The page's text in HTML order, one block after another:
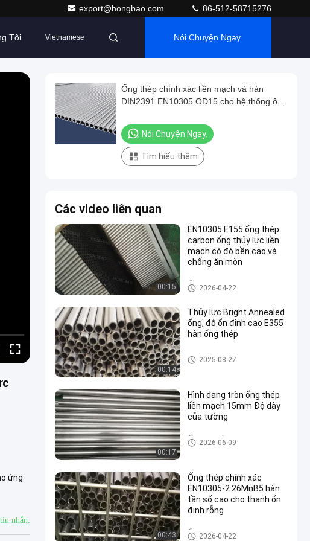
export@hongbao.com 86-512-58715276
Tôi Vietnamese Nói Chuyện Ngay.
Fullscreen
ứng
nhắn.
Ống thép chính xác liền mạch và hàn
DIN2391 EN10305 OD15 cho hệ thống ô tô
Nói Chuyện Ngay.
Tìm hiểu thêm
Các video liên quan
00:15
EN10305 E155 ống thép
carbon ống thủy lực liền
mạch có độ bền cao và
chống ăn mòn
Ống thép chính xác
2026-04-22
00:14
Thủy lực Bright Annealed
ống, độ ổn định cao E355
hàn ống thép
Bright Annealed Tube
2025-08-27
00:17
Hình dạng tròn ống thép
liền mạch 15mm Độ dày
của tường
Ống thép liền mạch chính xác
2026-06-09
00:43
Ống thép chính xác
EN10305-2 26MnB5 hàn
tần số cao cho thanh ổn
định rỗng
Ống thép hàn
2026-04-22